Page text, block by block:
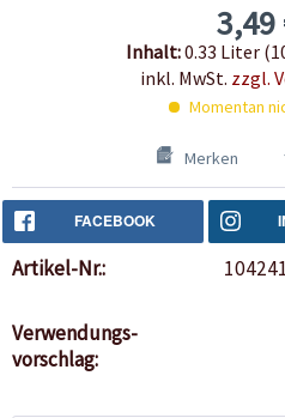
3,49
Inhalt:0.33 Liter
inkl. MwSt. zzgl.
Momentan
Merken
FACEBOOK
Artikel-Nr.: 104241
Verwendungs-
vorschlag: